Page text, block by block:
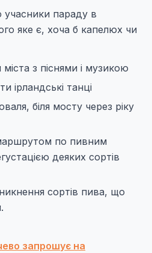
параду в
яке є, хоча б капелюх чи
з піснями і музикою
ірландські танці
біля мосту через ріку
по пивним
деяких сортів
сортів пива, що
запрошує на